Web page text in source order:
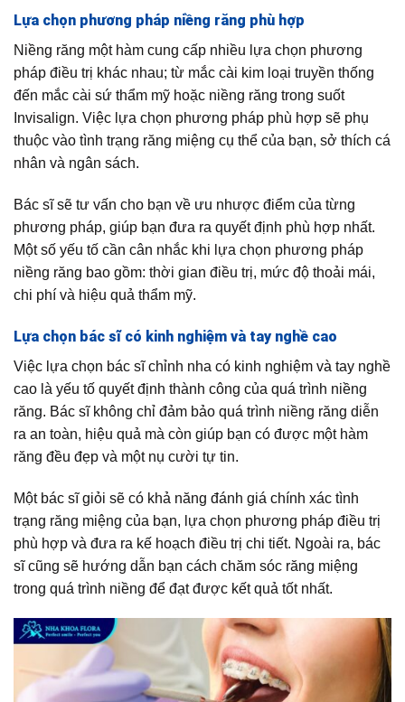
Lựa chọn phương pháp niềng răng phù hợp
Niềng răng một hàm cung cấp nhiều lựa chọn phương
pháp điều trị khác nhau; từ mắc cài kim loại truyền thống
đến mắc cài sứ thẩm mỹ hoặc niềng răng trong suốt
Invisalign. Việc lựa chọn phương pháp phù hợp sẽ phụ
thuộc vào tình trạng răng miệng cụ thể của bạn, sở thích cá
nhân và ngân sách.
Bác sĩ sẽ tư vấn cho bạn về ưu nhược điểm của từng
phương pháp, giúp bạn đưa ra quyết định phù hợp nhất.
Một số yếu tố cần cân nhắc khi lựa chọn phương pháp
niềng răng bao gồm: thời gian điều trị, mức độ thoải mái,
chi phí và hiệu quả thẩm mỹ.
Lựa chọn bác sĩ có kinh nghiệm và tay nghề cao
Việc lựa chọn bác sĩ chỉnh nha có kinh nghiệm và tay nghề
cao là yếu tố quyết định thành công của quá trình niềng
răng. Bác sĩ không chỉ đảm bảo quá trình niềng răng diễn
ra an toàn, hiệu quả mà còn giúp bạn có được một hàm
răng đều đẹp và một nụ cười tự tin.
Một bác sĩ giỏi sẽ có khả năng đánh giá chính xác tình
trạng răng miệng của bạn, lựa chọn phương pháp điều trị
phù hợp và đưa ra kế hoạch điều trị chi tiết. Ngoài ra, bác
sĩ cũng sẽ hướng dẫn bạn cách chăm sóc răng miệng
trong quá trình niềng để đạt được kết quả tốt nhất.